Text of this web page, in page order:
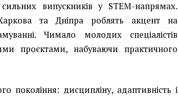
випускників у STEM-напрямах.
та Дніпра роблять акцент на
Чимало молодих спеціалістів
проєктами, набуваючи практичного
покоління: дисципліну, адаптивність і